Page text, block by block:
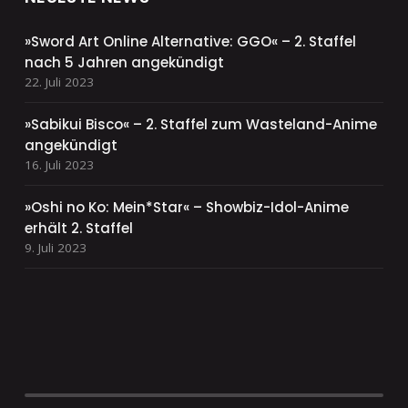
»Sword Art Online Alternative: GGO« – 2. Staffel
nach 5 Jahren angekündigt
22. Juli 2023
»Sabikui Bisco« – 2. Staffel zum Wasteland-Anime
angekündigt
16. Juli 2023
»Oshi no Ko: Mein*Star« – Showbiz-Idol-Anime
erhält 2. Staffel
9. Juli 2023